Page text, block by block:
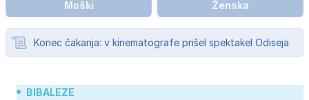
Moški Ženska
Konec čakanja: v kinematografe prišel spektakel Odiseja
BIBALEZE